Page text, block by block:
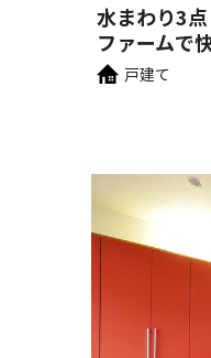
水まわり3
ファームで
戸建て